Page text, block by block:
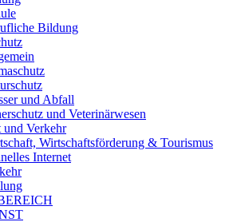
Bildung
und Abfall
und Veterinärwesen
und Verkehr
Wirtschaftsförderung & Tourismus
Internet